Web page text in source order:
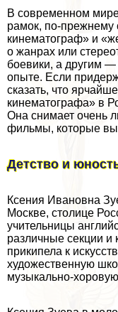
В современном
рамок, по-прежнему
кинематограф» и
о жанрах или
боевики, а другим
опыте. Если
сказать, что
кинематографа» в
Она снимает очень
фильмы, которые
Детство и
Ксения Ивановна
Москве, столице
учительницы
различные секции и
прикипела к
художественную
музыкально-